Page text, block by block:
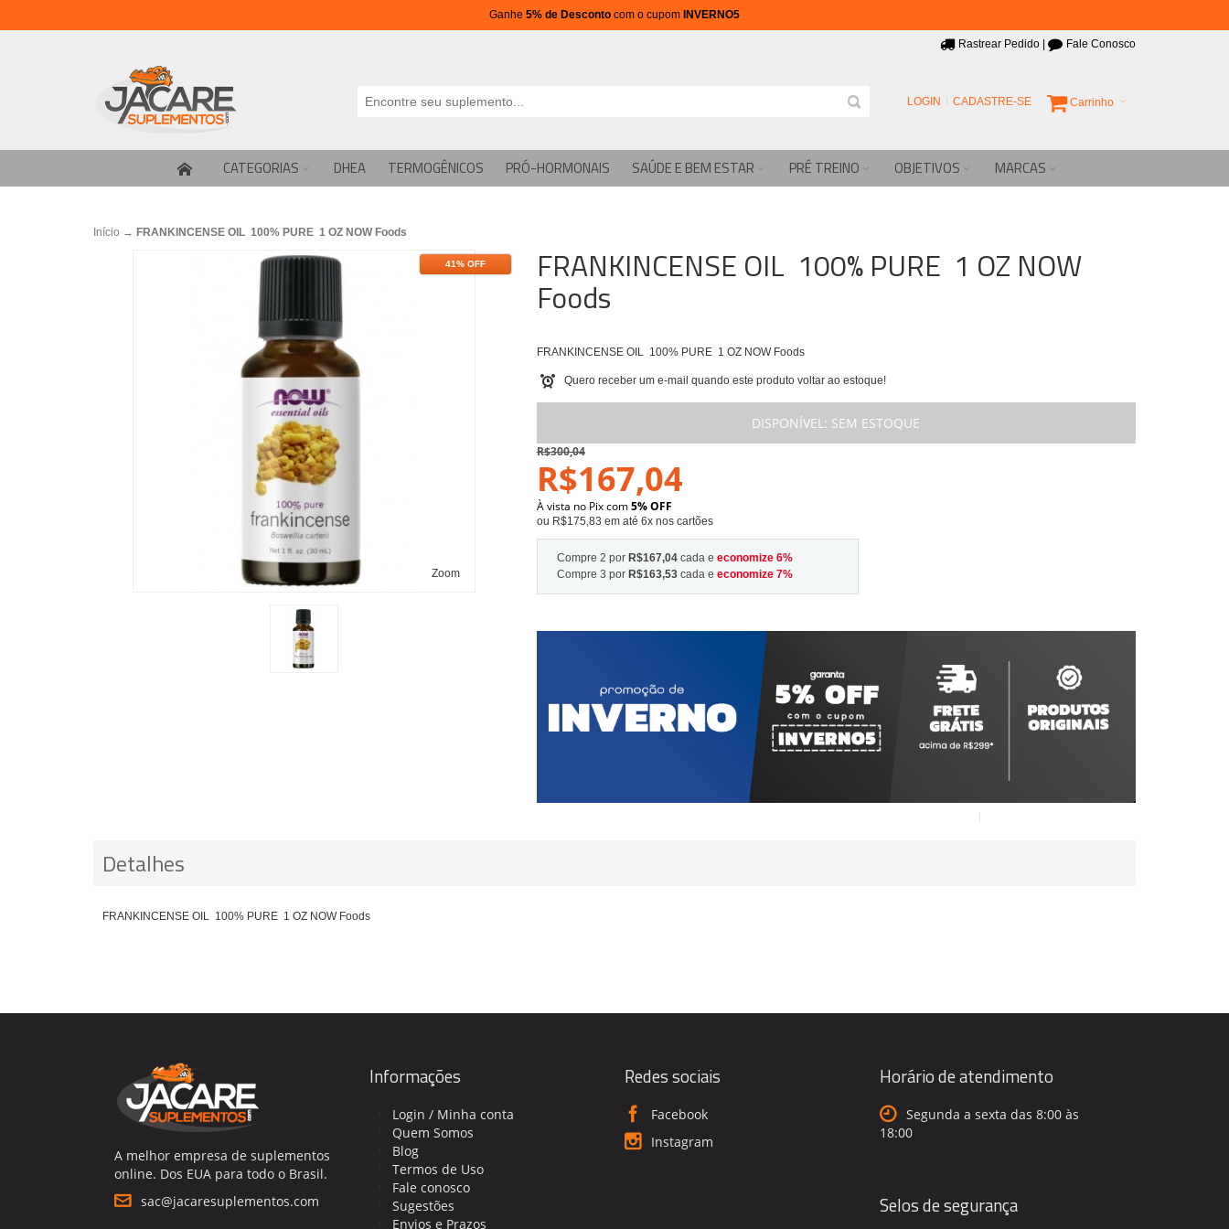
Ganhe 5% de Desconto com o cupom INVERNO5
Rastrear Pedido Fale Conosco
Carrinho
LOGIN CADASTRE-SE
CATEGORIAS DHEA TERMOGÊNICOS PRÓ-HORMONAIS SAÚDE E BEM ESTAR PRÉ TREINO OBJETIVOS MARCAS
Início → FRANKINCENSE OIL 100% PURE 1 OZ NOW Foods
Zoom
41% OFF FRANKINCENSE OIL 100% PURE 1 OZ NOW
Foods
FRANKINCENSE OIL 100% PURE 1 OZ NOW Foods
Quero receber um e-mail quando este produto voltar ao estoque!
DISPONÍVEL: SEM ESTOQUE
R$300,04
R$167,04
À vista no Pix com5% OFF
ou R$175,83 em até 6x nos cartões
Compre 2 por R$167,04cada e economize 6%
Compre 3 por R$163,53cada e economize 7%
Detalhes
FRANKINCENSE OIL 100% PURE 1 OZ NOW Foods
A melhor empresa de suplementos
online. Dos EUA para todo o Brasil.
sac@jacaresuplementos.com
Informações
Login / Minha conta
Quem Somos
Blog
Termos de Uso
Fale conosco
Sugestões
Envios e Prazos
Redes sociais
Facebook
Instagram
Horário de atendimento
Segunda a sexta das 8:00 às
18:00
Selos de segurança